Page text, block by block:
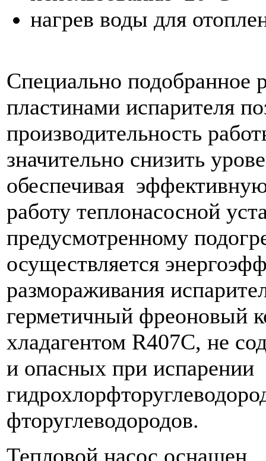
нагрев воды для
Специально подобранное
пластинами испарителя
производительность
значительно снизить
обеспечивая
работу теплонасосной
предусмотренному
осуществляется
размораживания
герметичный фреоновый
хладагентом R407C, не
и опасных при испарении
фторуглеводородов.
Тепловой насос оснащен